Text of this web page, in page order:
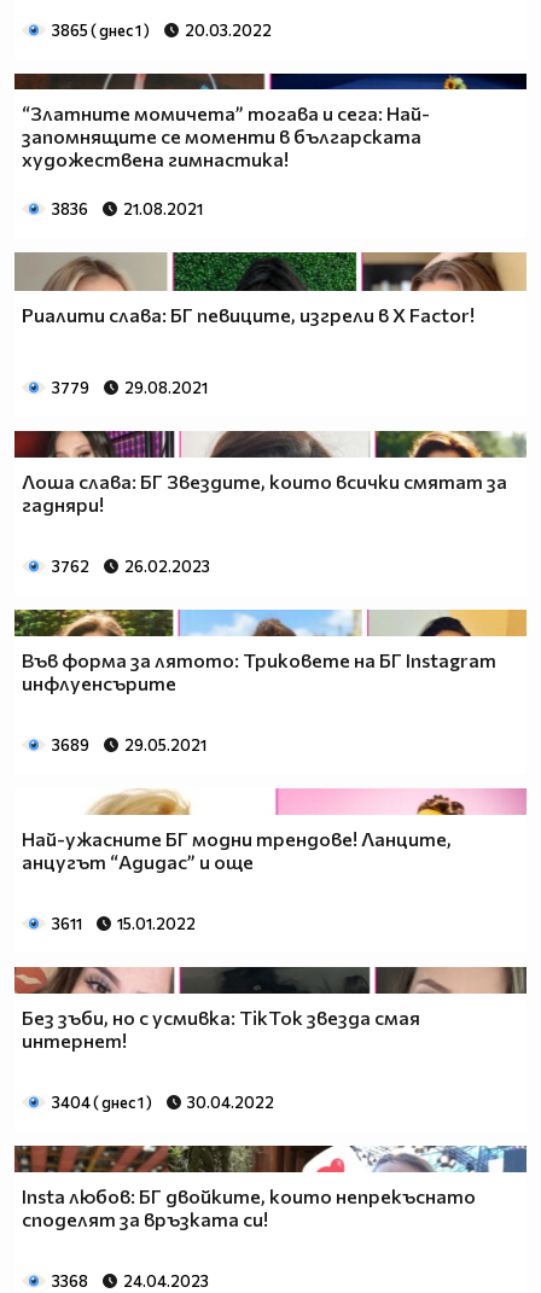
3865 ( днес 1 ) 20.03.2022
“Златните момичета” тогава и сега: Най-
запомнящите се моменти в българската
художествена гимнастика!
3836 21.08.2021
Риалити слава: БГ певиците, изгрели в X Factor!
3779 29.08.2021
Лоша слава: БГ Звездите, които всички смятат за
гадняри!
3762 26.02.2023
Във форма за лятото: Триковете на БГ Instagram
инфлуенсърите
3689 29.05.2021
Най-ужасните БГ модни трендове! Ланците,
анцугът “Адидас” и още
3611 15.01.2022
Без зъби, но с усмивка: TikTok звезда смая
интернет!
3404 ( днес 1 ) 30.04.2022
Insta любов: БГ двойките, които непрекъснато
споделят за връзката си!
3368 24.04.2023